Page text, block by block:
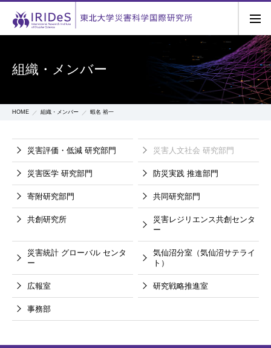
組織・メンバー
HOME 組織・メンバー 蝦名 裕一
災害評価・低減 研究部門 災害人文社会 研究部門
災害医学 研究部門 防災実践 推進部門
寄附研究部門 共同研究部門
共創研究所
災害レジリエンス共創センタ
ー
災害統計 グローバル センタ
ー
気仙沼分室（気仙沼サテライ
ト）
広報室 研究戦略推進室
事務部